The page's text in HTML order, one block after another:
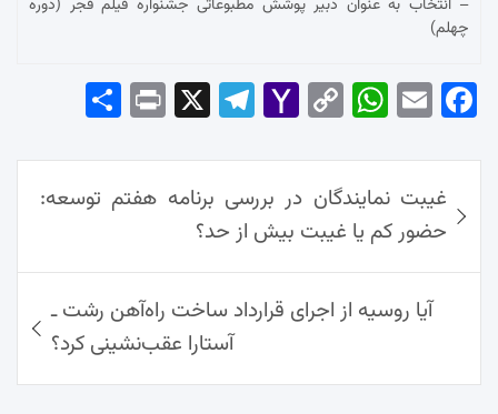
– انتخاب به عنوان دبیر پوشش مطبوعاتی جشنواره فیلم فجر (دوره
چهلم)
Fac
ok
Em
Wh
Ap
p
Co
Lin
k
Yah
Mai
l
Tel
am
Pri
راهبری
نوشته‌ها
غیبت نمایندگان در بررسی برنامه هفتم توسعه:
حضور کم یا غیبت بیش از حد؟
آیا روسیه از اجرای قرارداد ساخت راه‌آهن رشت ـ
آستارا عقب‌نشینی کرد؟